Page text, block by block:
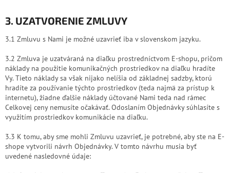
3. UZATVORENIE ZMLUVY
3.1 Zmluvu s Nami je možné uzavrieť iba v slovenskom jazyku.
3.2 Zmluva je uzatváraná na diaľku prostredníctvom E-shopu, pričom
náklady na použitie komunikačných prostriedkov na diaľku hradíte
Vy. Tieto náklady sa však nijako nelíšia od základnej sadzby, ktorú
hradíte za používanie týchto prostriedkov (teda najmä za prístup k
internetu), žiadne ďalšie náklady účtované Nami teda nad rámec
Celkovej ceny nemusíte očakávať. Odoslaním Objednávky súhlasíte s
využitím prostriedkov komunikácie na diaľku.
3.3 K tomu, aby sme mohli Zmluvu uzavrieť, je potrebné, aby ste na E-
shope vytvorili návrh Objednávky. V tomto návrhu musia byť
uvedené nasledovné údaje: